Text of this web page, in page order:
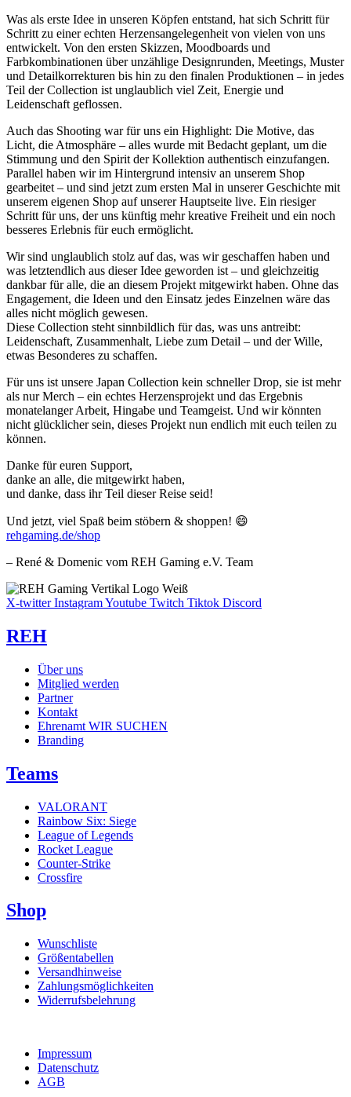
Was als erste Idee in unseren Köpfen entstand, hat sich Schritt für
Schritt zu einer echten Herzensangelegenheit von vielen von uns
entwickelt. Von den ersten Skizzen, Moodboards und
Farbkombinationen über unzählige Designrunden, Meetings, Muster
und Detailkorrekturen bis hin zu den finalen Produktionen – in jedes
Teil der Collection ist unglaublich viel Zeit, Energie und
Leidenschaft geflossen.
Auch das Shooting war für uns ein Highlight: Die Motive, das
Licht, die Atmosphäre – alles wurde mit Bedacht geplant, um die
Stimmung und den Spirit der Kollektion authentisch einzufangen.
Parallel haben wir im Hintergrund intensiv an unserem Shop
gearbeitet – und sind jetzt zum ersten Mal in unserer Geschichte mit
unserem eigenen Shop auf unserer Hauptseite live. Ein riesiger
Schritt für uns, der uns künftig mehr kreative Freiheit und ein noch
besseres Erlebnis für euch ermöglicht.
Wir sind unglaublich stolz auf das, was wir geschaffen haben und
was letztendlich aus dieser Idee geworden ist – und gleichzeitig
dankbar für alle, die an diesem Projekt mitgewirkt haben. Ohne das
Engagement, die Ideen und den Einsatz jedes Einzelnen wäre das
alles nicht möglich gewesen.
Diese Collection steht sinnbildlich für das, was uns antreibt:
Leidenschaft, Zusammenhalt, Liebe zum Detail – und der Wille,
etwas Besonderes zu schaffen.
Für uns ist unsere Japan Collection kein schneller Drop, sie ist mehr
als nur Merch – ein echtes Herzensprojekt und das Ergebnis
monatelanger Arbeit, Hingabe und Teamgeist. Und wir könnten
nicht glücklicher sein, dieses Projekt nun endlich mit euch teilen zu
können.
Danke für euren Support,
danke an alle, die mitgewirkt haben,
und danke, dass ihr Teil dieser Reise seid!
Und jetzt, viel Spaß beim stöbern & shoppen! 😄
rehgaming.de/shop
– René & Domenic vom REH Gaming e.V. Team
X-twitter InstagramYoutube Twitch Tiktok Discord
REH
Über uns
Mitglied werden
Partner
Kontakt
Ehrenamt WIR SUCHEN
Branding
Teams
VALORANT
Rainbow Six: Siege
League of Legends
Rocket League
Counter-Strike
Crossfire
Shop
Wunschliste
Größentabellen
Versandhinweise
Zahlungsmöglichkeiten
Widerrufsbelehrung
Impressum
Datenschutz
AGB